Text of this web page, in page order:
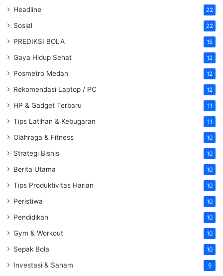
Headline 22
Sosial 22
PREDIKSI BOLA 15
Gaya Hidup Sehat 12
Posmetro Medan 12
Rekomendasi Laptop / PC 12
HP & Gadget Terbaru 11
Tips Latihan & Kebugaran 11
Olahraga & Fitness 10
Strategi Bisnis 10
Berita Utama 10
Tips Produktivitas Harian 10
Peristiwa 10
Pendidikan 10
Gym & Workout 10
Sepak Bola 10
Investasi & Saham 9